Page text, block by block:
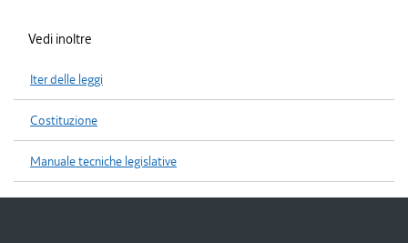
Vedi inoltre
Iter delle leggi
Costituzione
Manuale tecniche legislative